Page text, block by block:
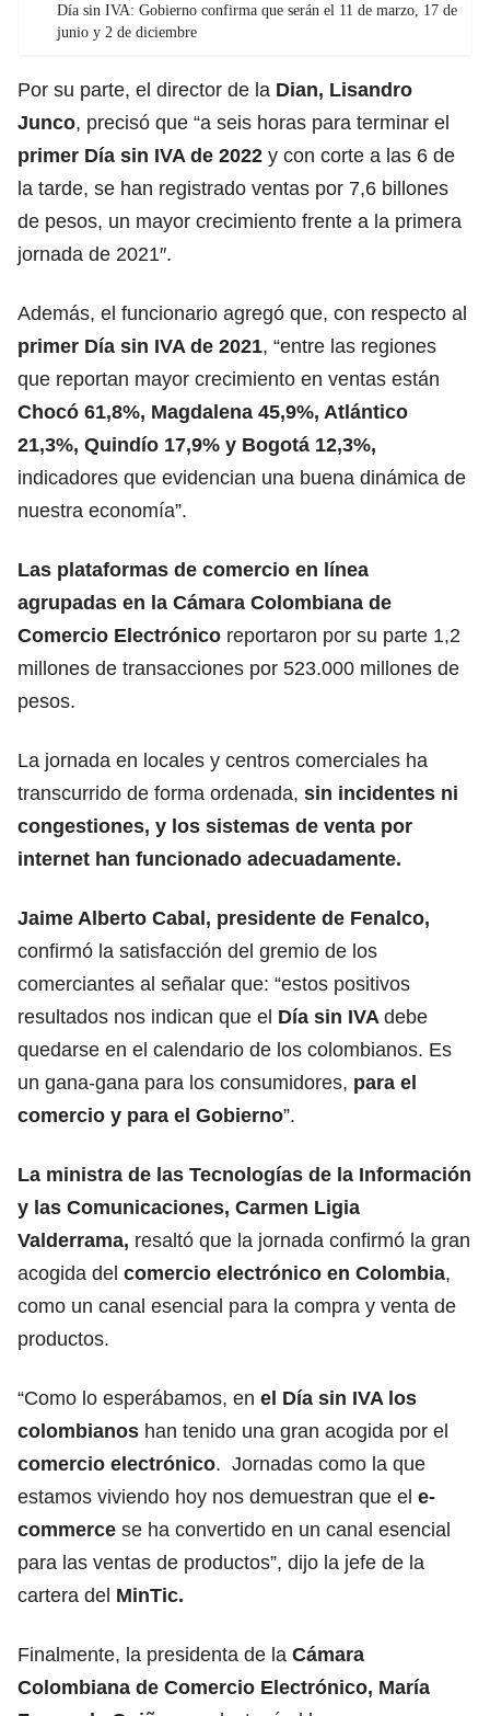
Día sin IVA: Gobierno confirma que serán el 11 de marzo, 17 de
junio y 2 de diciembre
Por su parte, el director de la Dian, Lisandro
Junco, precisó que “a seis horas para terminar el
primer Día sin IVA de 2022 y con corte a las 6 de
la tarde, se han registrado ventas por 7,6 billones
de pesos, un mayor crecimiento frente a la primera
jornada de 2021″.
Además, el funcionario agregó que, con respecto al
primer Día sin IVA de 2021, “entre las regiones
que reportan mayor crecimiento en ventas están
Chocó 61,8%, Magdalena 45,9%, Atlántico
21,3%, Quindío 17,9% y Bogotá 12,3%,
indicadores que evidencian una buena dinámica de
nuestra economía”.
Las plataformas de comercio en línea
agrupadas en la Cámara Colombiana de
Comercio Electrónico reportaron por su parte 1,2
millones de transacciones por 523.000 millones de
pesos.
La jornada en locales y centros comerciales ha
transcurrido de forma ordenada, sin incidentes ni
congestiones, y los sistemas de venta por
internet han funcionado adecuadamente.
Jaime Alberto Cabal, presidente de Fenalco,
confirmó la satisfacción del gremio de los
comerciantes al señalar que: “estos positivos
resultados nos indican que el Día sin IVA debe
quedarse en el calendario de los colombianos. Es
un gana-gana para los consumidores, para el
comercio y para el Gobierno”.
La ministra de las Tecnologías de la Información
y las Comunicaciones, Carmen Ligia
Valderrama, resaltó que la jornada confirmó la gran
acogida del comercio electrónico en Colombia,
como un canal esencial para la compra y venta de
productos.
“Como lo esperábamos, en el Día sin IVA los
colombianos han tenido una gran acogida por el
comercio electrónico. Jornadas como la que
estamos viviendo hoy nos demuestran que el e-
commerce se ha convertido en un canal esencial
para las ventas de productos”, dijo la jefe de la
cartera del MinTic.
Finalmente, la presidenta de la Cámara
Colombiana de Comercio Electrónico, María